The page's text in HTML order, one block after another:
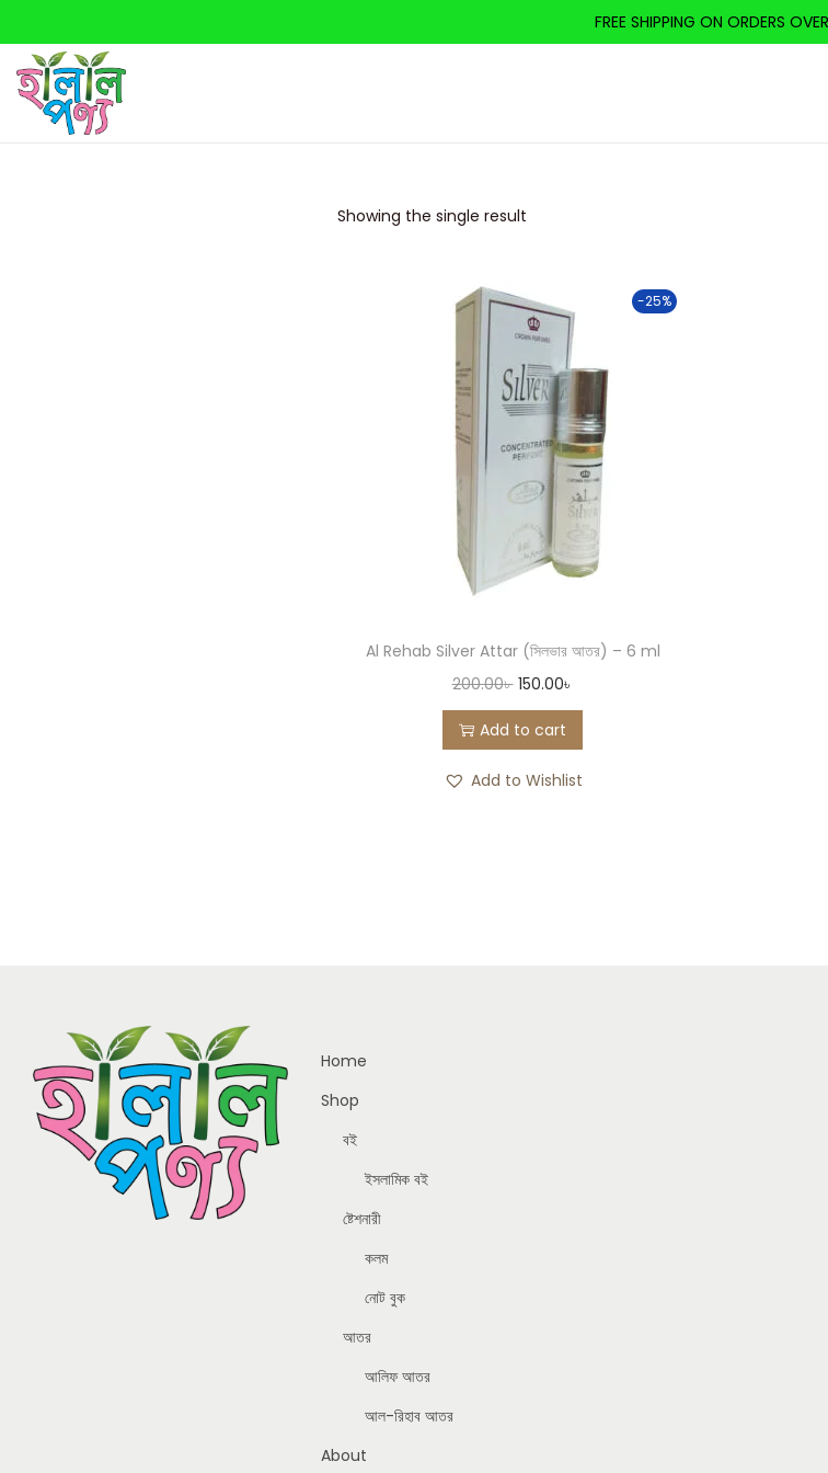
FREE SHIPPING ON ORDERS
Showing the single result
-25%
Al Rehab Silver Attar (সিলভার আতর) – 6 ml
200.00৳ 150.00৳
Add to cart
Add to Wishlist
Home
Shop
বই
ইসলামিক বই
ষ্টেশনারী
কলম
নোট বুক
আতর
আলিফ আতর
আল-রিহাব আতর
About